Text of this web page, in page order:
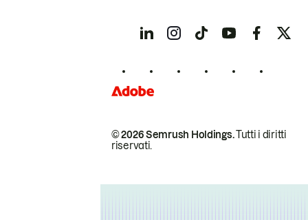
© 2026 Semrush Holdings.Tutti i diritti
riservati.